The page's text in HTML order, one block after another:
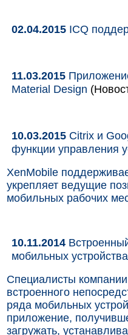
02.04.2015 ICQ
11.03.2015
Material Design
10.03.2015 Citrix и
функции управления
XenMobile
укрепляет ведущие
мобильных рабочих
10.11.2014
мобильных
Специалисты
встроенного
ряда мобильных
приложение,
загружать,